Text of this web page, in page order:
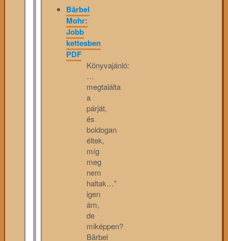
Bärbel
Mohr:
Jobb
kettesben
PDF
Könyvajánló:
…
megtalálta
a
párját,
és
boldogan
éltek,
míg
meg
nem
haltak…”
igen
ám,
de
miképpen?
Bärbel